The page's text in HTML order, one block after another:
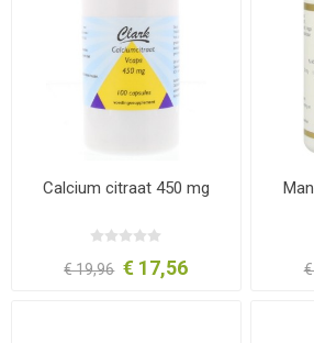
Calcium citraat 450 mg
€ 19,96 € 17,56